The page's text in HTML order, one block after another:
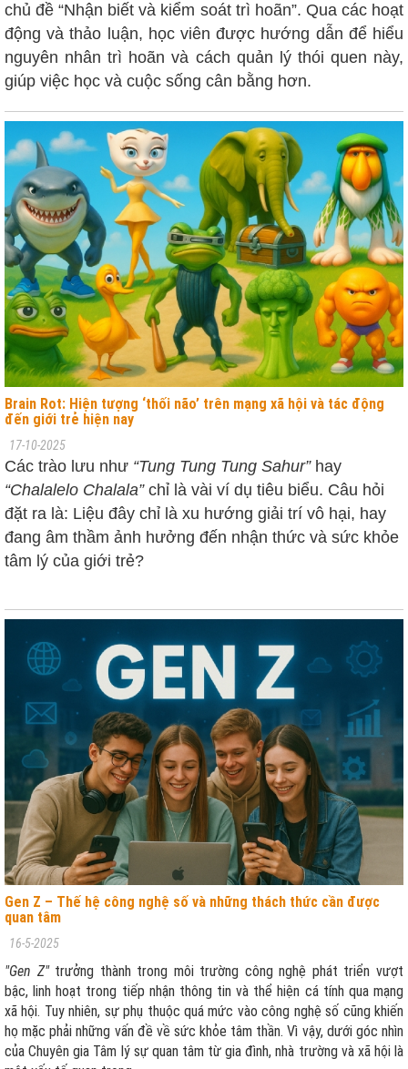
chủ đề “Nhận biết và kiểm soát trì hoãn”. Qua các hoạt
động và thảo luận, học viên được hướng dẫn để hiểu
nguyên nhân trì hoãn và cách quản lý thói quen này,
giúp việc học và cuộc sống cân bằng hơn.
Brain Rot: Hiện tượng ‘thối não’ trên mạng xã hội và tác động
đến giới trẻ hiện nay
17-10-2025
Các trào lưu như “Tung Tung Tung Sahur”hay
“Chalalelo Chalala”chỉ là vài ví dụ tiêu biểu. Câu hỏi
đặt ra là: Liệu đây chỉ là xu hướng giải trí vô hại, hay
đang âm thầm ảnh hưởng đến nhận thức và sức khỏe
tâm lý của giới trẻ?
Gen Z – Thế hệ công nghệ số và những thách thức cần được
quan tâm
16-5-2025
"Gen Z"trưởng thành trong môi trường công nghệ phát triển vượt
bậc, linh hoạt trong tiếp nhận thông tin và thể hiện cá tính qua mạng
xã hội. Tuy nhiên, sự phụ thuộc quá mức vào công nghệ số cũng khiến
họ mặc phải những vấn đề về sức khỏe tâm thần. Vì vậy, dưới góc nhìn
của Chuyên gia Tâm lý sự quan tâm từ gia đình, nhà trường và xã hội là